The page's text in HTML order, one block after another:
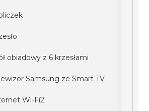
obiadowy z 6 krzesłami
Samsung ze Smart TV
Wi-Fi2